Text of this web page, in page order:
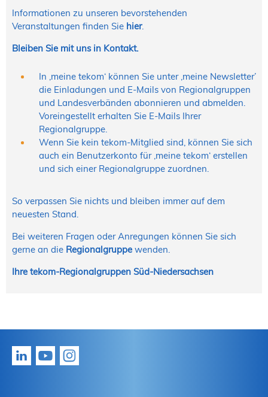
Informationen zu unseren bevorstehenden
Veranstaltungen finden Sie hier.
Bleiben Sie mit uns in Kontakt.
In ‚meine tekom‘ können Sie unter ‚meine Newsletter’
die Einladungen und E-Mails von Regionalgruppen
und Landesverbänden abonnieren und abmelden.
Voreingestellt erhalten Sie E-Mails Ihrer
Regionalgruppe.
Wenn Sie kein tekom-Mitglied sind, können Sie sich
auch ein Benutzerkonto für ‚meine tekom‘ erstellen
und sich einer Regionalgruppe zuordnen.
So verpassen Sie nichts und bleiben immer auf dem
neuesten Stand.
Bei weiteren Fragen oder Anregungen können Sie sich
gerne an die Regionalgruppe wenden.
Ihre tekom-Regionalgruppen Süd-Niedersachsen